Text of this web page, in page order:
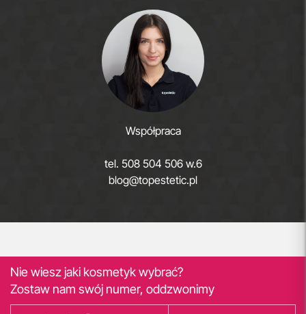
Współpraca
tel. 508 504 506 w.6
blog@topestetic.pl
Nie wiesz jaki kosmetyk wybrać?
Zostaw nam swój numer, oddzwonimy